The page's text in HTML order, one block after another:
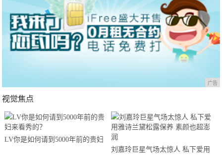
广告
视觉焦点
LV你是如何请到5000年前的贵妇
刘嘉玲巨星气场太惊人 私下爱用